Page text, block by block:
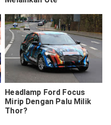
Headlamp Ford Focus
Mirip Dengan Palu Milik
Thor?